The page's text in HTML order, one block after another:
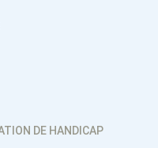
DE HANDICAP